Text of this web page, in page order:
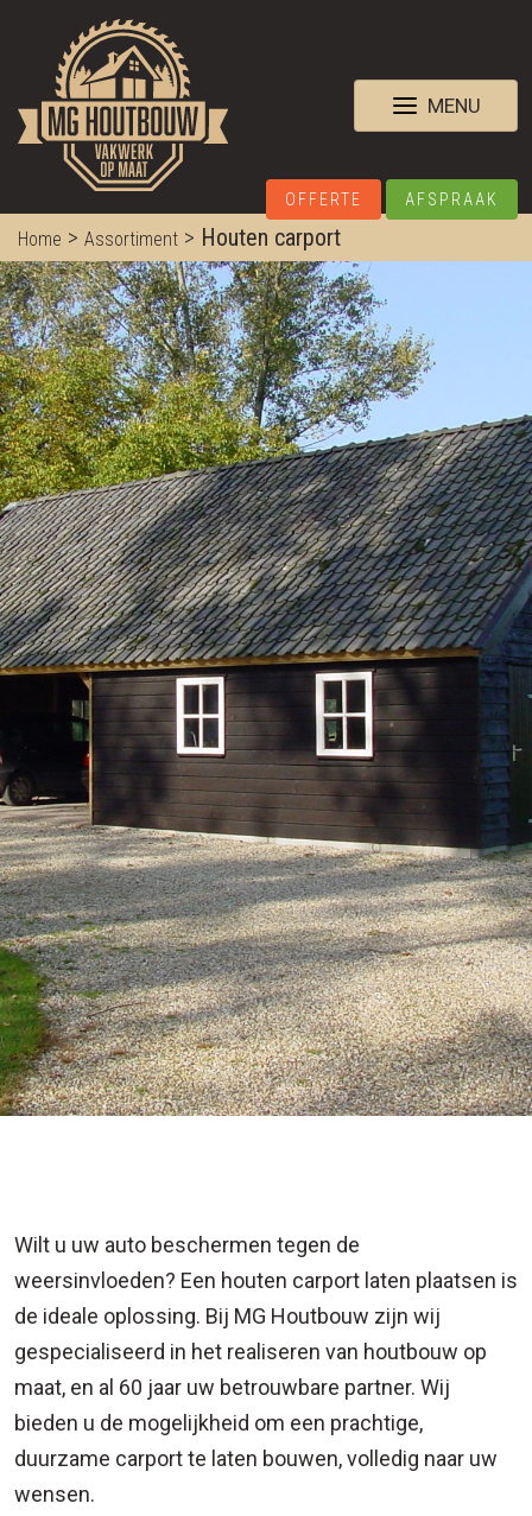
MENU
OFFERTE AFSPRAAK
Home > Assortiment > Houten carport
Wilt u uw auto beschermen tegen de
weersinvloeden? Een houten carport laten plaatsen is
de ideale oplossing. Bij MG Houtbouw zijn wij
gespecialiseerd in het realiseren van houtbouw op
maat, en al 60 jaar uw betrouwbare partner. Wij
bieden u de mogelijkheid om een prachtige,
duurzame carport te laten bouwen, volledig naar uw
wensen.